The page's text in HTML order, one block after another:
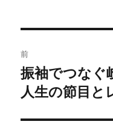
稿
ナ
ビ
前
前
の
稿:
振袖でつなぐ
人生の節目と